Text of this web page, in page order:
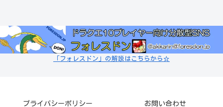
「フォレスドン」の解説はこちらから☆
プライバシーポリシー お問い合わせ